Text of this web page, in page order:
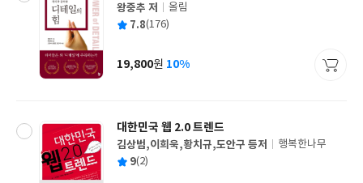
글
쓴
왕중추 저
출
사
올림
평 7.8(176)
가
19,800원 10%
대한민국 웹 2.0 트렌드
글
쓴
김상범,이희욱,황치규,도안구 등저
출
행복한나무
평 9(2)